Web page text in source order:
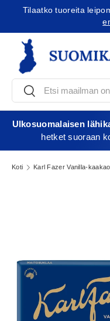
Lue tilausohjeet tästä
EtsiEtsi
Ulkosuomalaisen
hetket suoraan
Koti Karl Fazer Vanilla-